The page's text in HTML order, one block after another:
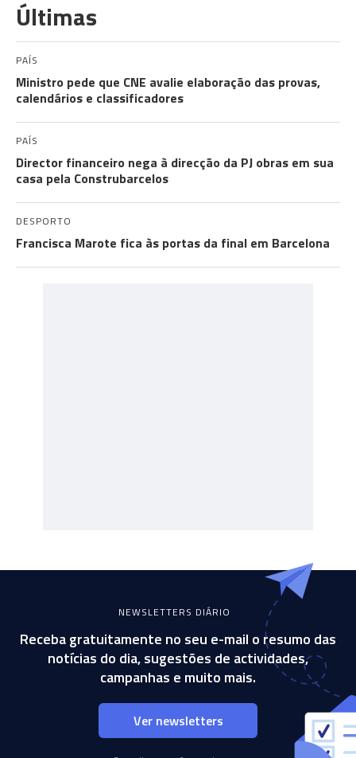
Últimas
PAÍS
Ministro pede que CNE avalie elaboração das provas,
calendários e classificadores
PAÍS
Director financeiro nega à direcção da PJ obras em sua
casa pela Construbarcelos
DESPORTO
Francisca Marote fica às portas da final em Barcelona
NEWSLETTERS DIÁRIO
Receba gratuitamente no seu e-mail o resumo das
notícias do dia, sugestões de actividades,
campanhas e muito mais.
Ver newsletters